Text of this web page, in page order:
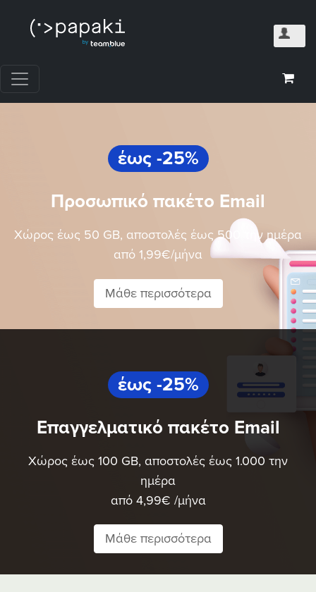
έως -25%
Προσωπικό πακέτο Email
Χώρος έως 50 GB, αποστολές έως 500 την ημέρα
από 1,99€/μήνα
Μάθε περισσότερα
έως -25%
Επαγγελματικό πακέτο Email
Χώρος έως 100 GB, αποστολές έως 1.000 την
ημέρα
από 4,99€ /μήνα
Μάθε περισσότερα